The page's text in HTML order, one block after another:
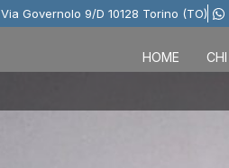
Via Governolo 9/D 10128 Torino (TO)
HOME